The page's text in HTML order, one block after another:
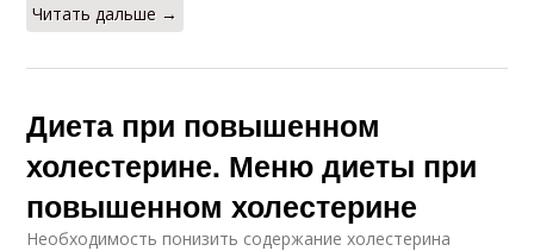
Читать дальше →
Диета при повышенном
холестерине. Меню диеты при
повышенном холестерине
Необходимость понизить содержание холестерина